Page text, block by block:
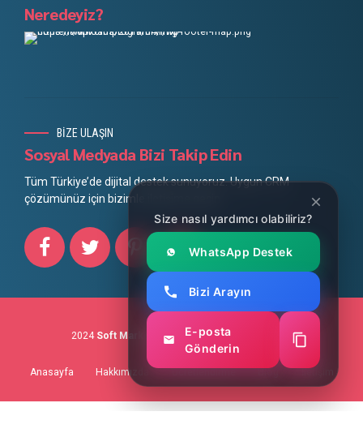
Neredeyiz?
BİZE ULAŞIN
Sosyal Medyada Bizi Takip Edin
Tüm Türkiye’de dijital destek sunuyoruz. Uygun CRM
çözümünüz için bizimle iletişime geçin.
2024 Soft Marketing Mobil Uygulama Geliştirme
Anasayfa Hakkımızda
Size nasıl yardımcı olabiliriz?
WhatsApp Destek
Bizi Arayın
E-posta
Gönderin